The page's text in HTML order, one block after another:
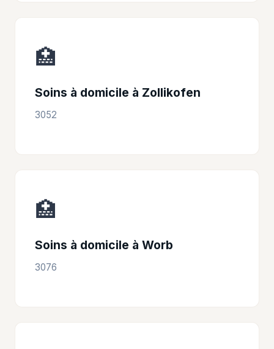
🏥
Soins à domicile à Zollikofen
3052
🏥
Soins à domicile à Worb
3076